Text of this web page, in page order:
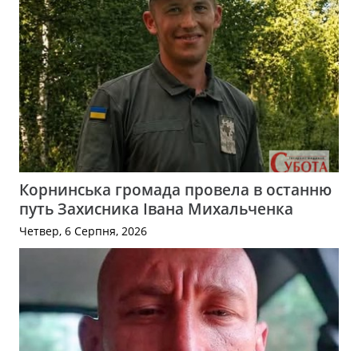
Корнинська громада провела в останню
путь Захисника Івана Михальченка
Четвер, 6 Серпня, 2026